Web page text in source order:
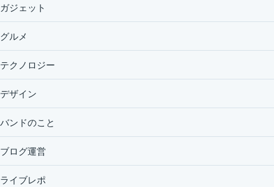
ガジェット
グルメ
テクノロジー
デザイン
バンドのこと
ブログ運営
ライブレポ